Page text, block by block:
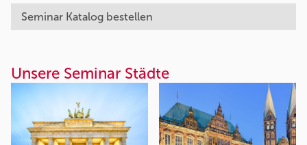
Seminar Katalog bestellen
Unsere Seminar Städte